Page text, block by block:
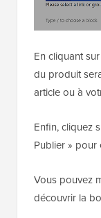
En cliquant
du produit
article ou à
Enfin, cliquez
Publier »
Vous pouvez
découvrir la